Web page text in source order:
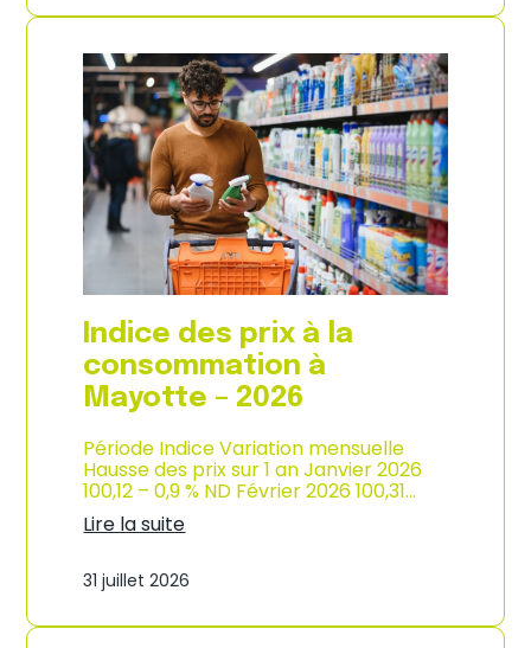
r
t
a
t
i
o
n
d
e
l
’
i
n
d
u
s
t
r
i
–
2
0
6
i
e
d
e
s
r
i
x
à
l
a
c
o
n
s
o
m
a
t
i
n
n
M
Indice des prix à la
consommation à
Mayotte – 2026
Période Indice Variation mensuelle
Hausse des prix sur 1 an Janvier 2026
100,12 – 0,9 % ND Février 2026 100,31…
Lire la suite
n
i
31 juillet 2026